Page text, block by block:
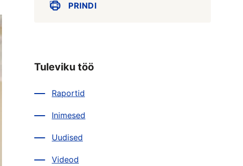
PRINDI
Tuleviku töö
Raportid
Inimesed
Uudised
Videod